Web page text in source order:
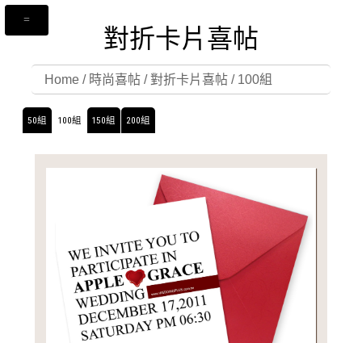
對折卡片喜帖
Home/ 時尚喜帖/對折卡片喜帖/ 100組
50組 100組 150組 200組